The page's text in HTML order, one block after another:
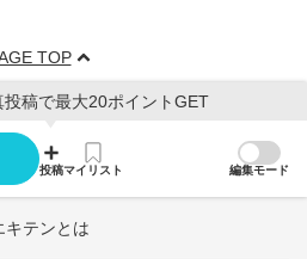
TOP
稿で最大20ポイントGET
投稿マイリスト 編集モード
キテンとは